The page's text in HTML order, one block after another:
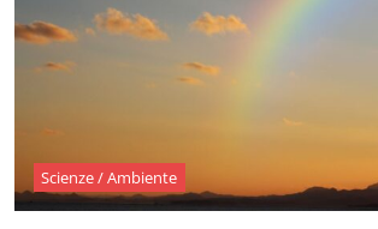
Scienze / Ambiente